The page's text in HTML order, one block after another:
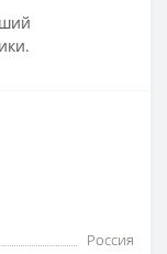
Россия